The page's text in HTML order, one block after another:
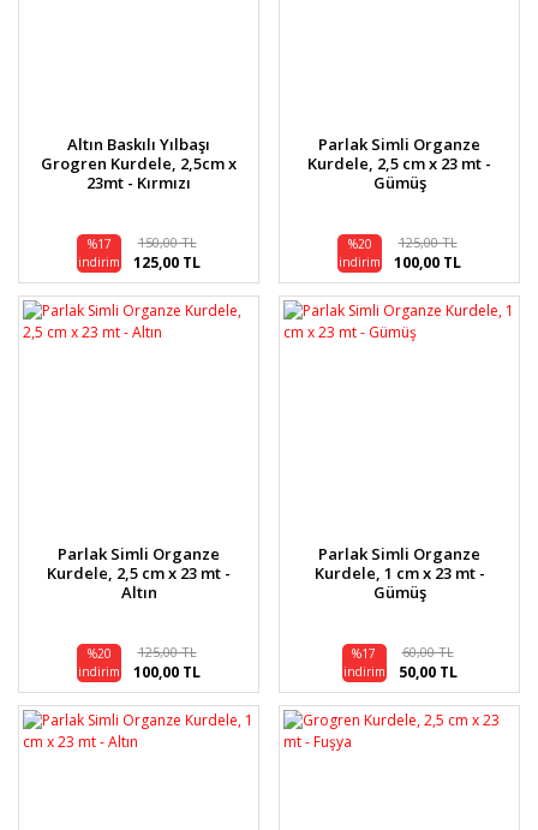
Altın Baskılı Yılbaşı
Grogren Kurdele, 2,5cm x
23mt - Kırmızı
%17
indirim
150,00 TL
125,00 TL
Parlak Simli Organze
Kurdele, 2,5 cm x 23 mt -
Gümüş
%20
indirim
125,00 TL
100,00 TL
Parlak Simli Organze
Kurdele, 2,5 cm x 23 mt -
Altın
%20
indirim
125,00 TL
100,00 TL
Parlak Simli Organze
Kurdele, 1 cm x 23 mt -
Gümüş
%17
indirim
60,00 TL
50,00 TL